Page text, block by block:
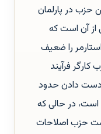
حزب در پارلمان
آن است که
استارمر را ضعیف
کارگر فرآیند
دست دادن حدود
خود است، در حالی که
حزب اصلاحات